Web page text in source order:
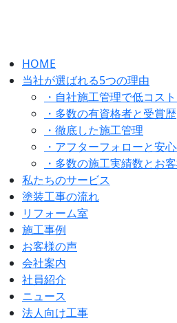
HOME
当社が選ばれる5つの理由
・自社施工管理で低コス
・多数の有資格者と受賞歴
・徹底した施工管理
・アフターフォローと安
・多数の施工実績数とお
私たちのサービス
塗装工事の流れ
リフォーム室
施工事例
お客様の声
会社案内
社員紹介
ニュース
法人向け工事